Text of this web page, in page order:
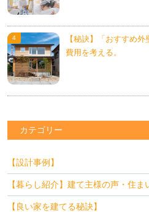
【秘訣】「おすすめ
費用を考える。
カテゴリー
【設計事例】
【暮らし紹介】建て主様の声・住ま
【良い家を建てる秘訣】